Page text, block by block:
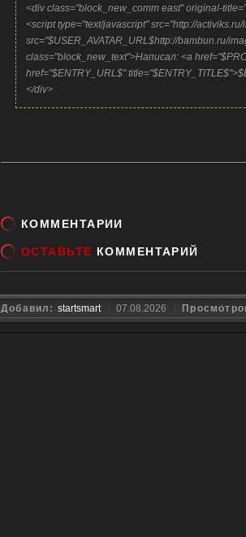
<div class="block_new_comm east" original-
<script type="text/javascript" src="http://
src="$USER_AVATAR_URL$http://bambun.ru/
class="block_new_text">Написал: <a
href="$ENTRY_URL$"
</div>
КОММЕНТАРИИ
ОСТАВЬТЕ КОММЕНТАРИЙ
Добавил: startsmart 07.08.2026